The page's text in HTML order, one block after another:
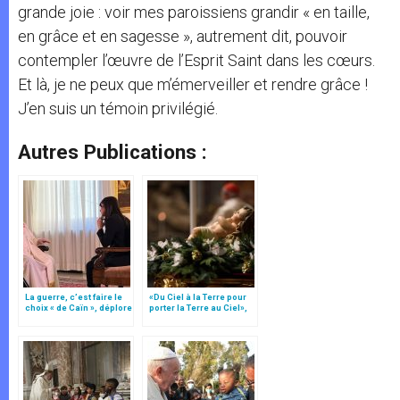
grande joie : voir mes paroissiens grandir « en taille,
en grâce et en sagesse », autrement dit, pouvoir
contempler l’œuvre de l’Esprit Saint dans les cœurs.
Et là, je ne peux que m’émerveiller et rendre grâce !
J’en suis un témoin privilégié.
Autres Publications :
La guerre, c’est faire le
choix « de Caïn », déplore
«Du Ciel à la Terre pour
porter la Terre au Ciel»,